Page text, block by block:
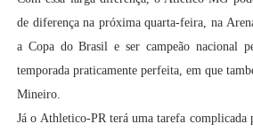
de diferença na próxima quarta-feira, na
a Copa do Brasil e ser campeão nacional
temporada praticamente perfeita, em que
Mineiro.
Já o Athletico-PR terá uma tarefa complicada